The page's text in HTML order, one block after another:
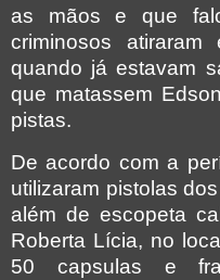
as mãos e que
criminosos
quando já estavam
que matassem
pistas.
De acordo com a
utilizaram pistolas
além de escopeta
Roberta Lícia, no
50 capsulas e